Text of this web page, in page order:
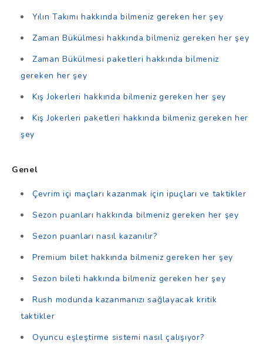
Yılın Takımı hakkında bilmeniz gereken her şey
Zaman Bükülmesi hakkında bilmeniz gereken her şey
Zaman Bükülmesi paketleri hakkında bilmeniz
gereken her şey
Kış Jokerleri hakkında bilmeniz gereken her şey
Kış Jokerleri paketleri hakkında bilmeniz gereken her
şey
Genel
Çevrim içi maçları kazanmak için ipuçları ve taktikler
Sezon puanları hakkında bilmeniz gereken her şey
Sezon puanları nasıl kazanılır?
Premium bilet hakkında bilmeniz gereken her şey
Sezon bileti hakkında bilmeniz gereken her şey
Rush modunda kazanmanızı sağlayacak kritik
taktikler
Oyuncu eşleştirme sistemi nasıl çalışıyor?